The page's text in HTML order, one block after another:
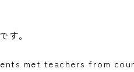
す。
met teachers from